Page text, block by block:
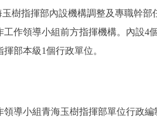
樹指揮部內設機構調整及專職幹
工作領導小組前方指揮機構。內設
部本級1個行政單位。
小組青海玉樹指揮部單位行政編